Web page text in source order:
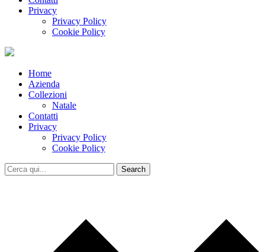
Privacy
Privacy Policy
Cookie Policy
Home
Azienda
Collezioni
Natale
Contatti
Privacy
Privacy Policy
Cookie Policy